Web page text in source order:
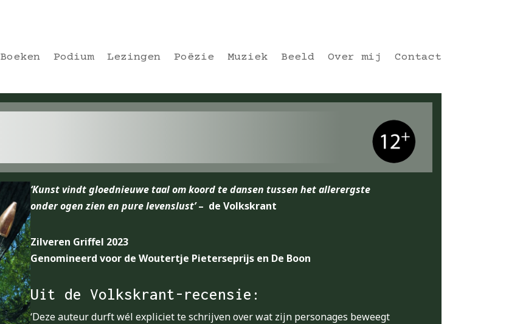
Boeken Podium Lezingen Poëzie Muziek Beeld Over mij Contact
‘Kunst vindt gloednieuwe taal om koord te dansen tussen het allerergste
onder ogen zien en pure levenslust’– de Volkskrant
Zilveren Griffel 2023
Genomineerd voor de Woutertje Pieterseprijs en De Boon
Uit de Volkskrant-recensie:
‘Deze auteur durft wél expliciet te schrijven over wat zijn personages beweegt